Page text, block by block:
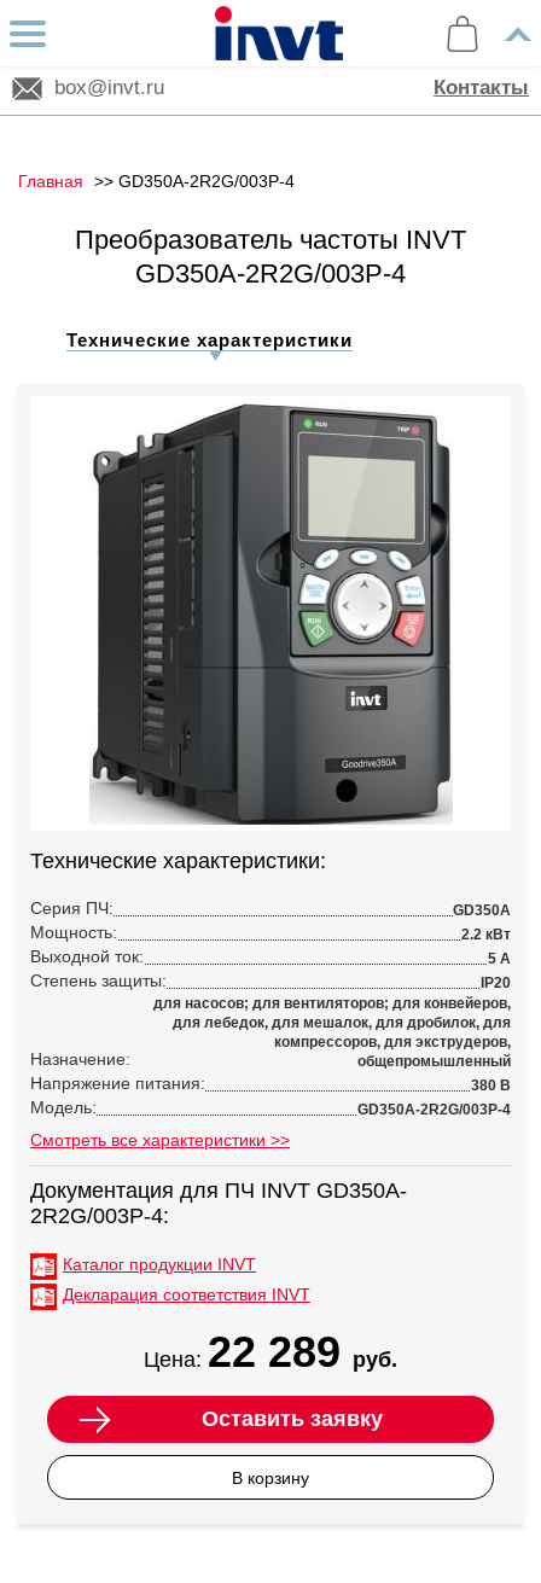
box@invt.ru Контакты
Главная GD350A-2R2G/003P-4
Преобразователь частоты INVT
GD350A-2R2G/003P-4
Технические характеристики
Технические характеристики:
Серия ПЧ: GD350A
Мощность: 2.2 кВт
Выходной ток: 5 А
Степень защиты: IP20
Назначение:
для насосов; для вентиляторов; для конвейеров,
для лебедок, для мешалок, для дробилок, для
компрессоров, для экструдеров,
общепромышленный
Напряжение питания: 380 В
Модель: GD350A-2R2G/003P-4
Смотреть все характеристики >>
Документация для ПЧ INVT GD350A-
2R2G/003P-4:
Каталог продукции INVT
Декларация соответствия INVT
Цена: 22 289 руб.
Оставить заявку
В корзину